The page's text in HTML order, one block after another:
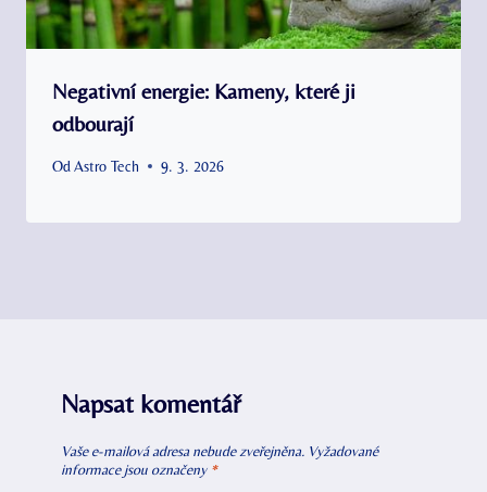
Negativní energie: Kameny, které ji
odbourají
Od Astro Tech 9. 3. 2026
Napsat komentář
Vaše e-mailová adresa nebude zveřejněna. Vyžadované
informace jsou označeny *